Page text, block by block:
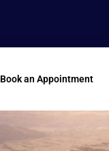
Book an Appointment